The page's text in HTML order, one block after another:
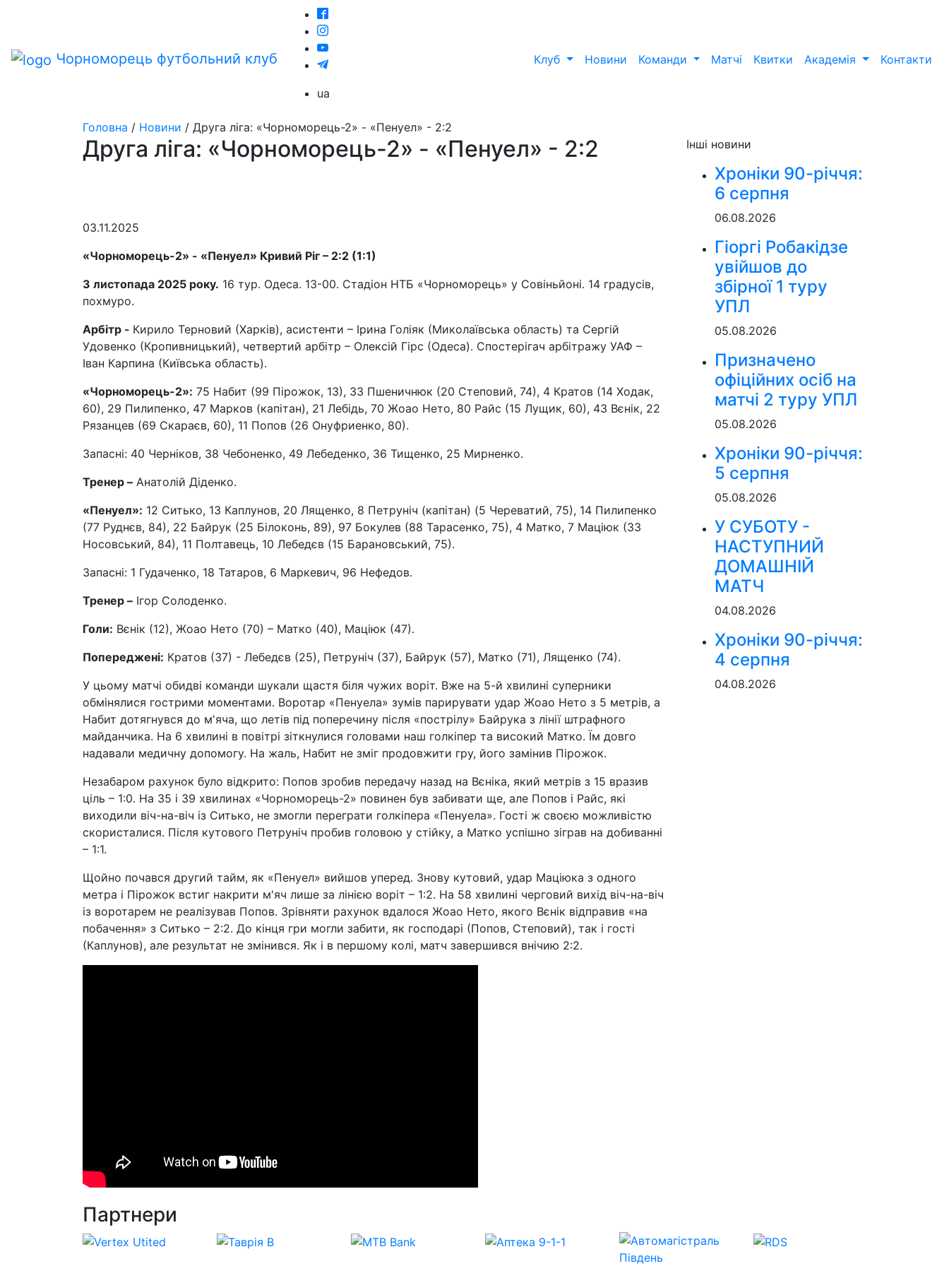
Чорноморець футбольний клуб
ua
Клуб Новини Команди Матчі Квитки Академія Контакти
Головна / Новини / Друга ліга: «Чорноморець-2» - «Пенуел» - 2:2
Друга ліга: «Чорноморець-2» - «Пенуел» - 2:2
03.11.2025
«Чорноморець-2» - «Пенуел» Кривий Ріг – 2:2 (1:1)
3 листопада 2025 року. 16 тур. Одеса. 13-00. Стадіон НТБ «Чорноморець» у Совіньйоні. 14 градусів,
похмуро.
Арбітр - Кирило Терновий (Харків), асистенти – Ірина Голіяк (Миколаївська область) та Сергій
Удовенко (Кропивницький), четвертий арбітр – Олексій Гірс (Одеса). Спостерігач арбітражу УАФ –
Іван Карпина (Київська область).
«Чорноморець-2»: 75 Набит (99 Пірожок, 13), 33 Пшеничнюк (20 Степовий, 74), 4 Кратов (14 Ходак,
60), 29 Пилипенко, 47 Марков (капітан), 21 Лебідь, 70 Жоао Нето, 80 Райс (15 Лущик, 60), 43 Вєнік, 22
Рязанцев (69 Скараєв, 60), 11 Попов (26 Онуфриенко, 80).
Запасні: 40 Черніков, 38 Чебоненко, 49 Лебеденко, 36 Тищенко, 25 Мирненко.
Тренер – Анатолій Діденко.
«Пенуел»: 12 Ситько, 13 Каплунов, 20 Лященко, 8 Петруніч (капітан) (5 Череватий, 75), 14 Пилипенко
(77 Руднєв, 84), 22 Байрук (25 Білоконь, 89), 97 Бокулев (88 Тарасенко, 75), 4 Матко, 7 Маціюк (33
Носовський, 84), 11 Полтавець, 10 Лебедєв (15 Барановський, 75).
Запасні: 1 Гудаченко, 18 Татаров, 6 Маркевич, 96 Нефедов.
Тренер – Ігор Солоденко.
Голи: Вєнік (12), Жоао Нето (70) – Матко (40), Маціюк (47).
Попереджені: Кратов (37) - Лебедєв (25), Петруніч (37), Байрук (57), Матко (71), Лященко (74).
У цьому матчі обидві команди шукали щастя біля чужих воріт. Вже на 5-й хвилині суперники
обмінялися гострими моментами. Воротар «Пенуела» зумів парирувати удар Жоао Нето з 5 метрів, а
Набит дотягнувся до м'яча, що летів під поперечину після «пострілу» Байрука з лінії штрафного
майданчика. На 6 хвилині в повітрі зіткнулися головами наш голкіпер та високий Матко. Їм довго
надавали медичну допомогу. На жаль, Набит не зміг продовжити гру, його замінив Пірожок.
Незабаром рахунок було відкрито: Попов зробив передачу назад на Вєніка, який метрів з 15 вразив
ціль – 1:0. На 35 і 39 хвилинах «Чорноморець-2» повинен був забивати ще, але Попов і Райс, які
виходили віч-на-віч із Ситько, не змогли переграти голкіпера «Пенуела». Гості ж своєю можливістю
скористалися. Після кутового Петруніч пробив головою у стійку, а Матко успішно зіграв на добиванні
– 1:1.
Щойно почався другий тайм, як «Пенуел» вийшов уперед. Знову кутовий, удар Маціюка з одного
метра і Пірожок встиг накрити м'яч лише за лінією воріт – 1:2. На 58 хвилині черговий вихід віч-на-віч
із воротарем не реалізував Попов. Зрівняти рахунок вдалося Жоао Нето, якого Вєнік відправив «на
побачення» з Ситько – 2:2. До кінця гри могли забити, як господарі (Попов, Степовий), так і гості
(Каплунов), але результат не змінився. Як і в першому колі, матч завершився внічию 2:2.
Інші новини
Хроніки 90-річчя:
6 серпня
06.08.2026
Гіоргі Робакідзе
увійшов до
збірної 1 туру
УПЛ
05.08.2026
Призначено
офіційних осіб на
матчі 2 туру УПЛ
05.08.2026
Хроніки 90-річчя:
5 серпня
05.08.2026
У СУБОТУ -
НАСТУПНИЙ
ДОМАШНІЙ
МАТЧ
04.08.2026
Хроніки 90-річчя:
4 серпня
04.08.2026
Партнери